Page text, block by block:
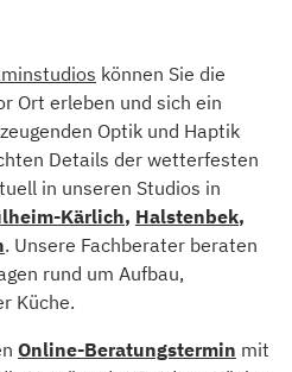
können Sie die
Ort erleben und sich ein
Optik und Haptik
Details der wetterfesten
in unseren Studios in
Kärlich, Halstenbek,
. Unsere Fachberater beraten
rund um Aufbau,
Küche.
Online-Beratungstermin mit